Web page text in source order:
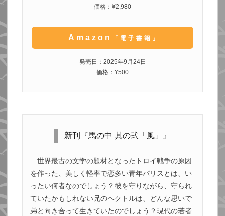
価格：¥2,980
Amazon 「電子書籍」
発売日：2025年9月24日
価格：¥500
新刊『馬の中 其の弐「風」』
世界最古の文学の題材となったトロイ戦争の原因
を作った、美しく軽率で恋多い青年パリスとは、い
ったい何者なのでしょう？彼を守りながら、守られ
ていたかもしれない兄のヘクトルは、どんな思いで
弟と向き合って生きていたのでしょう？現代の若者